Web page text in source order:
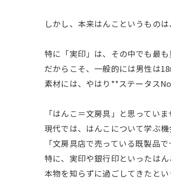
しかし、本来はんこというもの
特に「実印」は、その中でも最も
だからこそ、一般的には男性は
素材には、やはり**ステータス
「はんこ＝文房具」と思っていま
現代では、はんこについて学ぶ機
「文房具店で売っている既製品
特に、実印や銀行印といったは
本物を知らずに過ごしてきたとい